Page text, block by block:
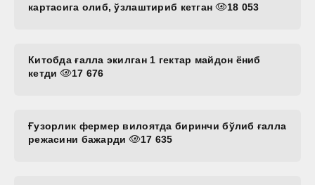
картасига олиб, ўзлаштириб кетган
18 053
Китобда ғалла экилган 1 гектар майдон ёниб
кетди
17 676
Ғузорлик фермер вилоятда биринчи бўлиб ғалла
режасини бажарди
17 635